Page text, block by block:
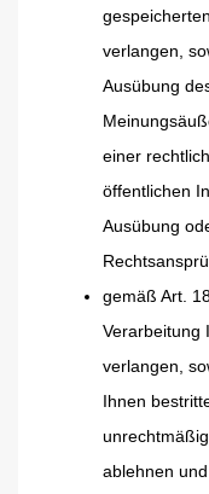
verlangen,
Ausübung
einer
öffentlichen
Ausübung
gemäß Art.
Verarbeitung
verlangen,
Ihnen
ablehnen